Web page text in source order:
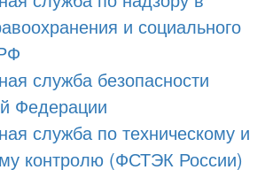
и социального
служба безопасности
Федерации
служба по техническому и
контролю (ФСТЭК России)